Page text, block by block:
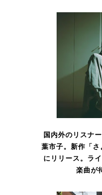
国内外のリスナ
葉市子。新作「
にリリース。ラ
楽曲が